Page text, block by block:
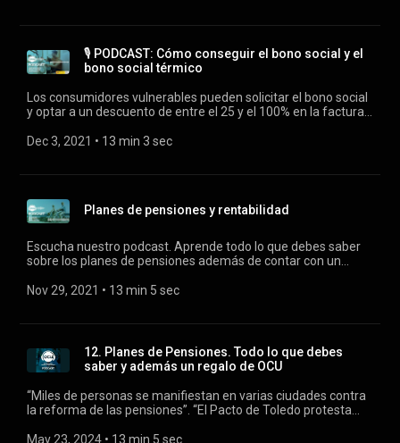
https://cutt.ly/sYCCnUo Castbox: https://cutt.ly/cYCCWnY
Nota: El presente proyecto ha sido subvencionado por el
Ministerio de Consumo, siendo su contenido responsabilidad
exclusiva de OCU.
🎙️ PODCAST: Cómo conseguir el bono social y el
bono social térmico
Los consumidores vulnerables pueden solicitar el bono social
y optar a un descuento de entre el 25 y el 100% en la factura
y suscribirte a nuestro podcast en cualquiera de estas
https://cutt.ly/YYCX8Oc Castbox: https://cutt.ly/SYCX6gC
Nota: El presente proyecto ha sido subvencionado por el
Ministerio de Consumo, siendo su contenido responsabilidad
exclusiva de OCU.
Dec 3, 2021 • 13 min 3 sec
Planes de pensiones y rentabilidad
Escucha nuestro podcast. Aprende todo lo que debes saber
sobre los planes de pensiones además de contar con un
https://www.ocu.org/inversiones/ahorrar/planes-de-
https://cutt.ly/KT3sCIv apple podcast:
https://podcasts.apple.com/es/podcast/planes-de-
pensiones-todo-lo-que-debes-saber-y-
adem%C3%A1s/id1588567402?i=1000543162921&l=en
google podcast: https://cutt.ly/aT3s106 castbox:
https://cutt.ly/pT3s4rp
Nov 29, 2021 • 13 min 5 sec
12. Planes de Pensiones. Todo lo que debes
saber y además un regalo de OCU
“Miles de personas se manifiestan en varias ciudades contra
la reforma de las pensiones”. “El Pacto de Toledo protesta
pensiones de nuevo amenazadas!” …. Estos son solo algunos
May 23, 2024 • 13 min 5 sec